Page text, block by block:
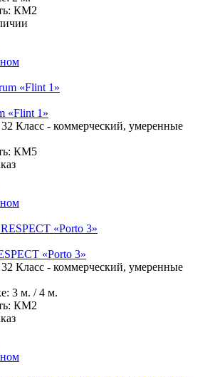
КМ2
«Flint 1»
32 Класс - коммерческий, умеренные
КМ5
«Porto 3»
32 Класс - коммерческий, умеренные
3 м. / 4 м.
КМ2